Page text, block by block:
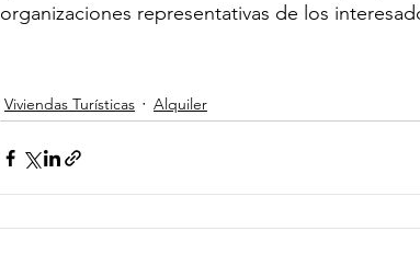
organizaciones representativas de los
Viviendas Turísticas Alquiler